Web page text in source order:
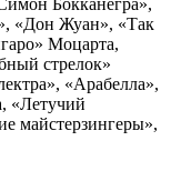
Бокканегра»,
«Дон Жуан», «Так
Моцарта,
стрелок»
«Арабелла»,
«Летучий
майстерзингеры»,